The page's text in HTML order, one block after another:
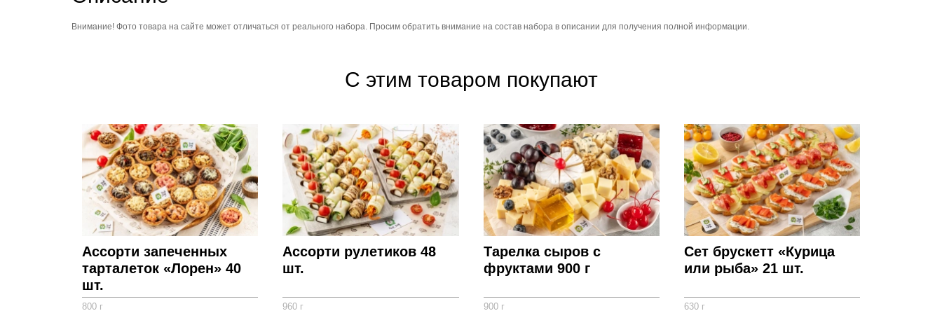
Внимание! Фото товара на сайте может отличаться от реального набора. Просим обратить внимание на состав набора в описании для получения полной информации.
С этим товаром покупают
Ассорти запеченных
тарталеток «Лорен» 40
шт.
800 г
Ассорти рулетиков 48
шт.
960 г
Тарелка сыров с
фруктами 900 г
900 г
Сет брускетт «Курица
или рыба» 21 шт.
630 г